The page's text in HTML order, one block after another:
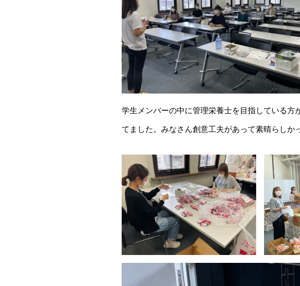
学生メンバーの中に管理栄養士を目指している
てました。みなさん創意工夫があって素晴らしか